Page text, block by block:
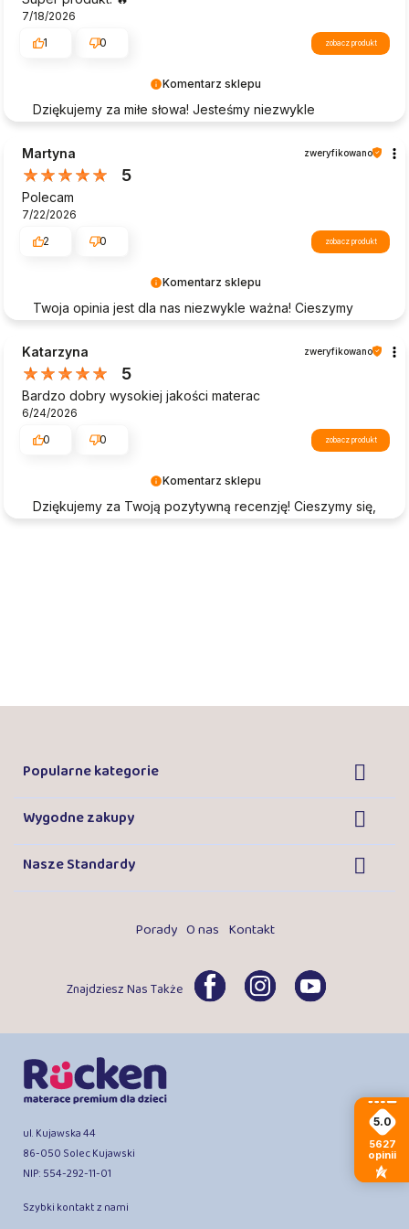
Komentarz sklepu
Dziękujemy za miłe słowa! Jesteśmy niezwykle
Twoja opinia jest dla nas bardzo cenna i motywuje nas
do dalszego rozwijania naszych produktów. Mamy
nadzieję, że znów nas odwiedzisz!
7/18/2026
1
0 zobacz produkt
Komentarz sklepu
Twoja opinia jest dla nas niezwykle ważna! Cieszymy
zakupy przebiegły pomyślnie. Twoje zadowolenie to
nasz priorytet, dlatego każda taka recenzja napędza
nas do dalszej pracy. Dziękujemy za zaufanie i
zapraszamy ponownie!
Martyna zweryfikowano
5
Polecam
7/22/2026
2
0 zobacz produkt
Komentarz sklepu
Dziękujemy za Twoją pozytywną recenzję! Cieszymy się,
Katarzyna zweryfikowano
5
Bardzo dobry wysokiej jakości materac
6/24/2026
0
0 zobacz produkt
Popularne kategorie 
Wygodne zakupy 
Nasze Standardy 
Porady O nas Kontakt
Znajdziesz Nas Także
ul. Kujawska 44
86-050 Solec Kujawski
NIP: 554-292-11-01
Szybki kontakt z nami
5.0
5627
opinii